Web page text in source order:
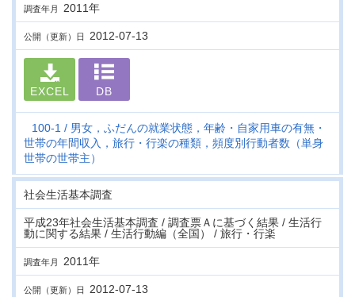
調査年月 2011年
公開（更新）日 2012-07-13
EXCEL DB
100-1
男女，ふだんの就業状態，年齢・自家用車の有無・
世帯の年間収入，旅行・行楽の種類，頻度別行動者数（単身
世帯の世帯主）
社会生活基本調査
平成23年社会生活基本調査 / 調査票Ａに基づく結果 / 生活行
動に関する結果 / 生活行動編（全国） / 旅行・行楽
調査年月 2011年
公開（更新）日 2012-07-13